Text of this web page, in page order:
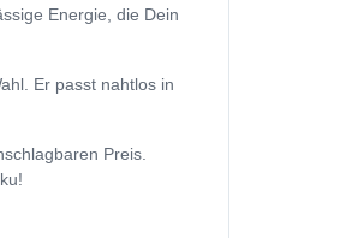
Energie, die Dein
Er passt nahtlos in
Preis.